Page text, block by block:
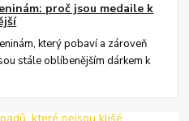
proč jsou medaile k
který pobaví a zároveň
stále oblíbenějším dárkem k